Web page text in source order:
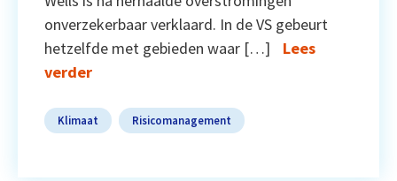
onverzekerbaar verklaard. In de VS gebeurt
hetzelfde met gebieden waar […]
Lees
verder
Klimaat Risicomanagement